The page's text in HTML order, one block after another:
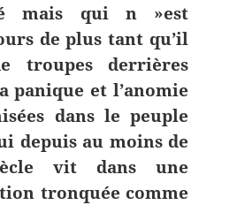
mais qui n »est
de plus tant qu’il
troupes derrières
panique et l’anomie
dans le peuple
depuis au moins de
vit dans une
tronquée comme